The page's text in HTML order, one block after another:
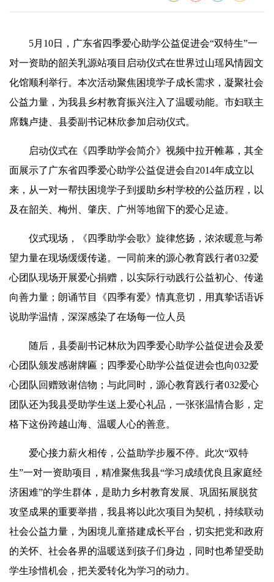
5月10日，广东省四季爱心助学公益促进会“双特生”一
对一资助的韶关乳源站项目启动仪式在世界过山瑶风情园文
化馆顺利举行。本次活动聚焦困境学子成长需求，凝聚社会
公益力量，为我县乡村教育振兴注入了温暖动能。市妇联主
席魏卢捷 、县委副书记林欣参加启动仪式。
启动仪式在《四季助学会简介》视频中拉开帷幕，其全
面展示了广东省四季爱心助学公益促进会自2014年成立以
来，从一对一帮扶困境学子到援助乡村学校的公益历程，以
及在韶关、梅州、肇庆、广州等地留下的爱心足迹。
仪式现场，《四季助学会歌》旋律悠扬，浓浓暖意与希
望力量在现场缓缓传递。一同前来的源心教育践行者032爱
心团队现场开展爱心捐赠，以实际行动践行公益初心、传递
向善力量；朗诵节目《四季有爱》情真意切，用真挚话语诉
说助学温情，深深感染了在场每一位人员
随后，县委副书记林欣为四季爱心助学公益促进会及爱
心团队颁发感谢牌匾；四季爱心助学公益促进会也向032爱
心团队回赠致谢信物；与此同时，源心教育践行者032爱心
团队还为我县受助学生送上爱心礼品，一张张温情合影，定
格下这份跨越山海、温暖人心的善意。
爱心接力薪火相传，公益助学步履不停。此次“双特
生”一对一资助项目，精准聚焦我县“学习成绩优良且家庭经
济困难”的学生群体，是助力乡村教育发展、巩固拓展脱贫
攻坚成果的重要举措，我县将以此次项目为契机，持续联动
社会公益力量，为困境儿童搭建成长平台，切实把党和政府
的关怀、社会各界的温暖送到孩子们身边，同时也希望受助
学生珍惜机会，把关爱转化为学习的动力。